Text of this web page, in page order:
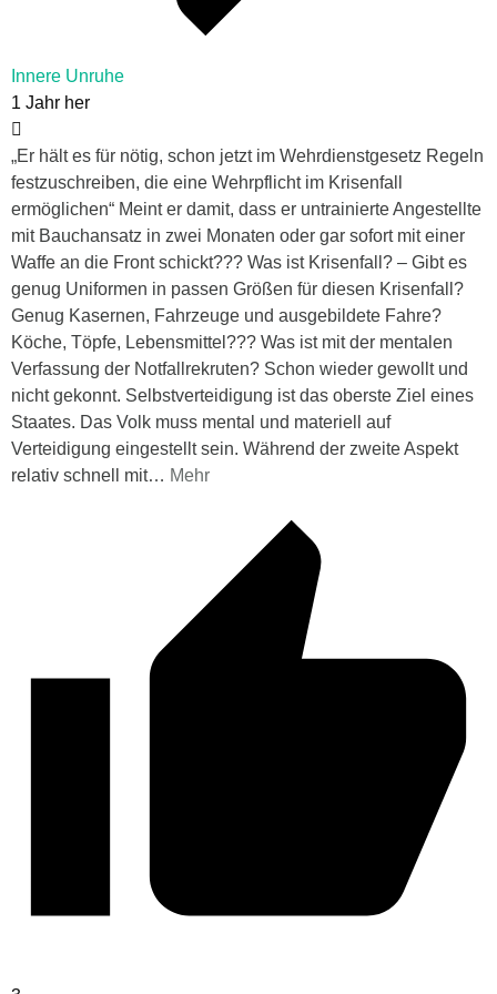
Innere Unruhe
1 Jahr her
„Er hält es für nötig, schon jetzt im Wehrdienstgesetz Regeln
festzuschreiben, die eine Wehrpflicht im Krisenfall
ermöglichen“ Meint er damit, dass er untrainierte Angestellte
mit Bauchansatz in zwei Monaten oder gar sofort mit einer
Waffe an die Front schickt??? Was ist Krisenfall? – Gibt es
genug Uniformen in passen Größen für diesen Krisenfall?
Genug Kasernen, Fahrzeuge und ausgebildete Fahre?
Köche, Töpfe, Lebensmittel??? Was ist mit der mentalen
Verfassung der Notfallrekruten? Schon wieder gewollt und
nicht gekonnt. Selbstverteidigung ist das oberste Ziel eines
Staates. Das Volk muss mental und materiell auf
Verteidigung eingestellt sein. Während der zweite Aspekt
relativ schnell mit… Mehr